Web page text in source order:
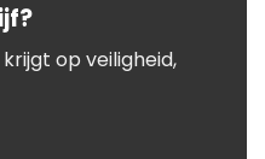
op veiligheid,